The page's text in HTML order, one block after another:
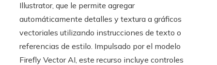
Illustrator, que le permite agregar
automáticamente detalles y textura a gráficos
vectoriales utilizando instrucciones de texto o
referencias de estilo. Impulsado por el modelo
Firefly Vector AI, este recurso incluye controles